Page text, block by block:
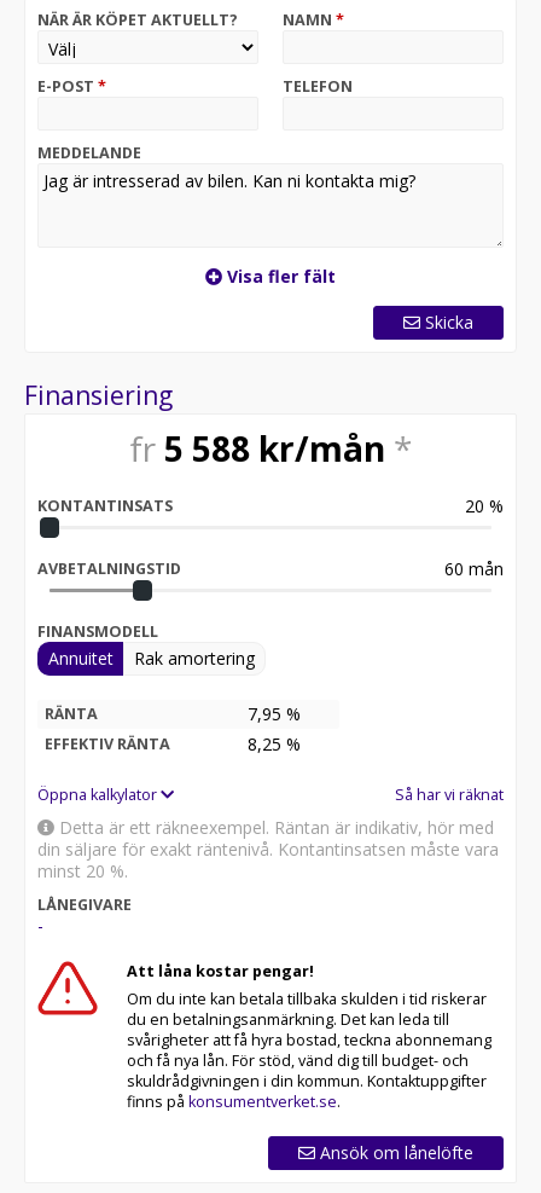
NÄR ÄR KÖPET AKTUELLT? NAMN *
E-POST * TELEFON
MEDDELANDE
Visa fler fält
Skicka
Finansiering
fr 5 588 kr/mån *
KONTANTINSATS 20 %
AVBETALNINGSTID 60 mån
FINANSMODELL
Annuitet Rak amortering
RÄNTA 7,95 %
EFFEKTIV RÄNTA 8,25 %
Öppna kalkylator Så har vi räknat
Detta är ett räkneexempel. Räntan är indikativ, hör med
din säljare för exakt räntenivå. Kontantinsatsen måste vara
minst 20 %.
LÅNEGIVARE
-
Att låna kostar pengar!
Om du inte kan betala tillbaka skulden i tid riskerar
du en betalningsanmärkning. Det kan leda till
svårigheter att få hyra bostad, teckna abonnemang
och få nya lån. För stöd, vänd dig till budget- och
skuldrådgivningen i din kommun. Kontaktuppgifter
finns på konsumentverket.se.
Ansök om lånelöfte